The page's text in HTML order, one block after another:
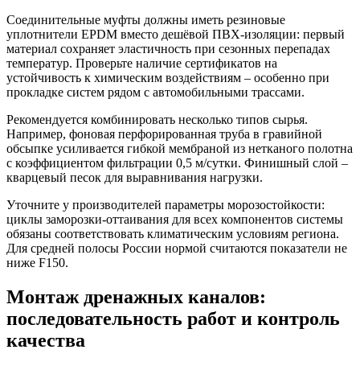
Соединительные муфты должны иметь резиновые
уплотнители EPDM вместо дешёвой ПВХ-изоляции: первый
материал сохраняет эластичность при сезонных перепадах
температур. Проверьте наличие сертификатов на
устойчивость к химическим воздействиям – особенно при
прокладке систем рядом с автомобильными трассами.
Рекомендуется комбинировать несколько типов сырья.
Например, фоновая перфорированная труба в гравийной
обсыпке усиливается гибкой мембраной из нетканого полотна
с коэффициентом фильтрации 0,5 м/сутки. Финишный слой –
кварцевый песок для выравнивания нагрузки.
Уточните у производителей параметры морозостойкости:
циклы заморозки-оттаивания для всех компонентов системы
обязаны соответствовать климатическим условиям региона.
Для средней полосы России нормой считаются показатели не
ниже F150.
Монтаж дренажных каналов:
последовательность работ и контроль
качества